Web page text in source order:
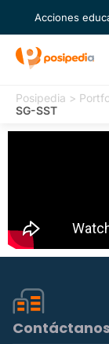
Acciones
Posipedia >
SG-SST
Contáctanos